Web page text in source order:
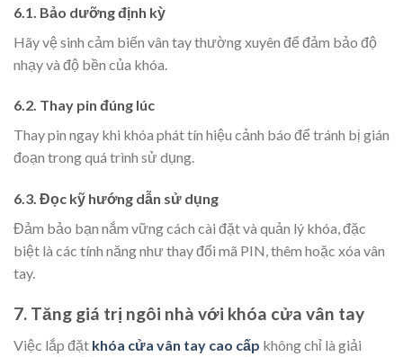
6.1. Bảo dưỡng định kỳ
Hãy vệ sinh cảm biến vân tay thường xuyên để đảm bảo độ
nhạy và độ bền của khóa.
6.2. Thay pin đúng lúc
Thay pin ngay khi khóa phát tín hiệu cảnh báo để tránh bị gián
đoạn trong quá trình sử dụng.
6.3. Đọc kỹ hướng dẫn sử dụng
Đảm bảo bạn nắm vững cách cài đặt và quản lý khóa, đặc
biệt là các tính năng như thay đổi mã PIN, thêm hoặc xóa vân
tay.
7. Tăng giá trị ngôi nhà với khóa cửa vân tay
Việc lắp đặt khóa cửa vân tay cao cấp không chỉ là giải